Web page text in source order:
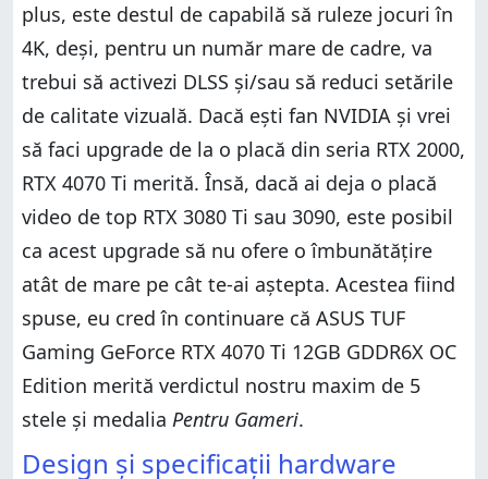
plus, este destul de capabilă să ruleze jocuri în
4K, deși, pentru un număr mare de cadre, va
trebui să activezi DLSS și/sau să reduci setările
de calitate vizuală. Dacă ești fan NVIDIA și vrei
să faci upgrade de la o placă din seria RTX 2000,
RTX 4070 Ti merită. Însă, dacă ai deja o placă
video de top RTX 3080 Ti sau 3090, este posibil
ca acest upgrade să nu ofere o îmbunătățire
atât de mare pe cât te-ai aștepta. Acestea fiind
spuse, eu cred în continuare că ASUS TUF
Gaming GeForce RTX 4070 Ti 12GB GDDR6X OC
Edition merită verdictul nostru maxim de 5
stele și medalia Pentru Gameri.
Design și specificații hardware